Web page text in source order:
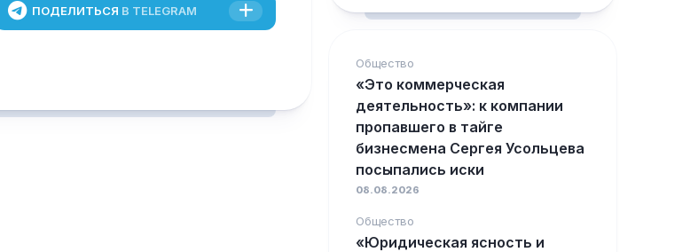
ПОДЕЛИТЬСЯ В TELEGRAM
Общество
«Это коммерческая
деятельность»: к компании
пропавшего в тайге
бизнесмена Сергея Усольцева
посыпались иски
08.08.2026
Общество
«Юридическая ясность и